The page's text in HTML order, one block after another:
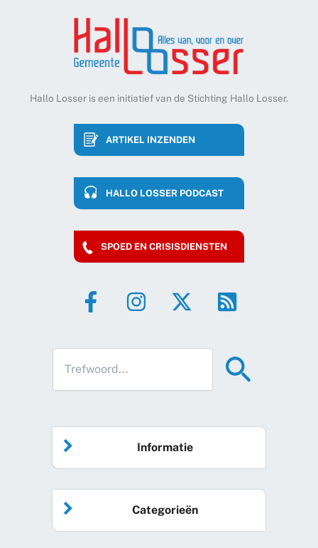
Hallo Losser is een initiatief van de Stichting Hallo Losser.
ARTIKEL INZENDEN
HALLO LOSSER PODCAST
SPOED EN CRISISDIENSTEN
Informatie
Home
Categorieën